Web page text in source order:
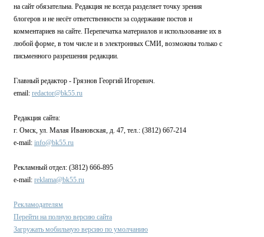
на сайт обязательна. Редакция не всегда разделяет точку зрения
блогеров и не несёт ответственности за содержание постов и
комментариев на сайте. Перепечатка материалов и использование их в
любой форме, в том числе и в электронных СМИ, возможны только с
письменного разрешения редакции.
Главный редактор - Грязнов Георгий Игоревич.
email: redactor@bk55.ru
Редакция сайта:
г. Омск, ул. Малая Ивановская, д. 47, тел.: (3812) 667-214
e-mail: info@bk55.ru
Рекламный отдел: (3812) 666-895
e-mail: reklama@bk55.ru
Рекламодателям
Перейти на полную версию сайта
Загружать мобильную версию по умолчанию